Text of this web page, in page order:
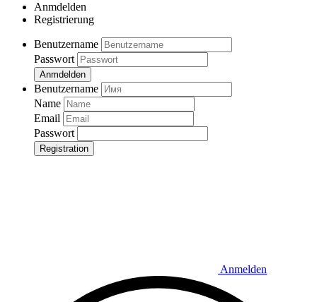
Anmdelden
Registrierung
Benutzername
Passwort
Anmdelden
Benutzername
Name
Email
Passwort
Registration
Anmelden